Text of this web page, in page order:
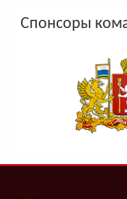
Спонсоры